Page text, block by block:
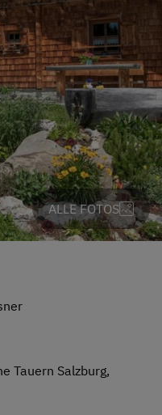
ALLE FOTOS
Tauern Salzburg,